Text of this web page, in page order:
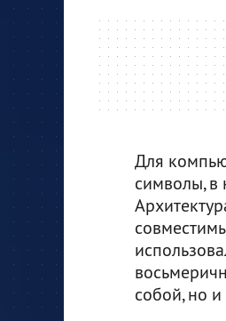
Для
символы, в
собой, но